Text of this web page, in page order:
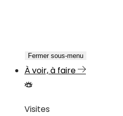
Fermer sous-menu
À voir, à faire
Visites